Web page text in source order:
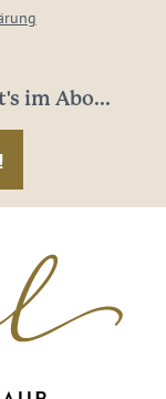
im Abo...